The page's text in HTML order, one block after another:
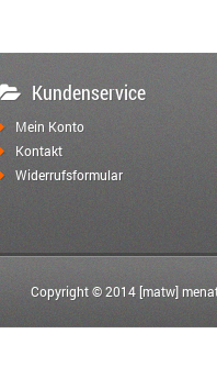
Kundenservice
Mein Konto
Kontakt
Widerrufsformular
Copyright © 2014 [matw]